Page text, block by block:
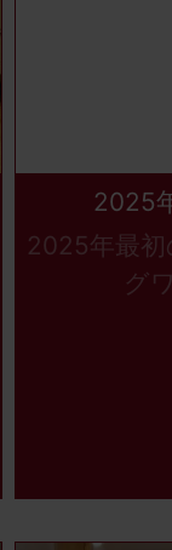
2025
2025年最
グ